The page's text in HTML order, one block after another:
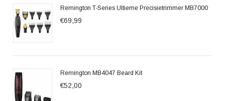
Remington T-Series Ultieme Precisietrimmer MB7000
€69,99
Remington MB4047 Beard Kit
€52,00